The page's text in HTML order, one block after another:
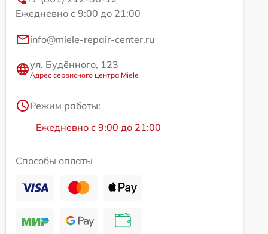
Ежедневно с 9:00 до 21:00
info@miele-repair-center.ru
ул. Будённого, 123
Адрес сервисного центра Miele
Режим работы:
Ежедневно с 9:00 до 21:00
Способы оплаты